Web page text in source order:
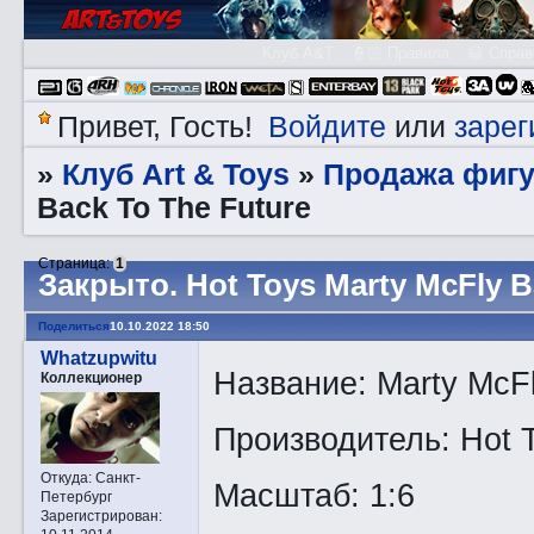
Привет, Гость! Войдите или
» Клуб Art & Toys » Продажа
Back To The Future
Закрытo. Hot Toys Marty McFly
Страница:1
Поделиться10.10.2022 18:50
Whatzupwitu
Коллекционер
Откуда:Санкт-
Петербург
Зарегистрирован:
Название: Marty
Производитель: Hot
Масштаб: 1:6